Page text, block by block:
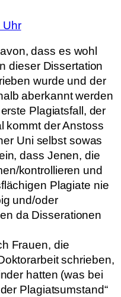
Uhr
dass es wohl
dieser Dissertation
wurde und der
aberkannt werden
Plagiatsfall, der
kommt der Anstoss
Uni selbst sowas
dass Jenen, die
kontrollieren und
Plagiate nie
und/oder
da Disserationen
Frauen, die
schrieben,
hatten (was bei
Plagiatsumstand“